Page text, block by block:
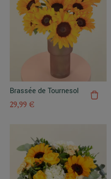
Brassée de Tournesol
29,99 €